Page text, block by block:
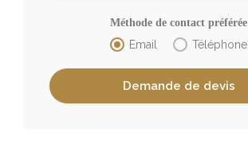
Méthode de contact préférée
Email Téléphone